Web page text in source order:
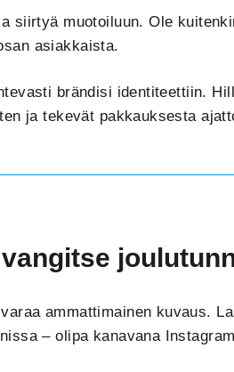
siirtyä muotoiluun. Ole
asiakkaista.
brändisi identiteettiin.
ja tekevät pakkauksesta
ammattimainen kuvaus.
– olipa kanavana